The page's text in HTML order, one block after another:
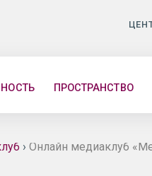
ПРОСТРАНСТВО
› Онлайн медиаклуб